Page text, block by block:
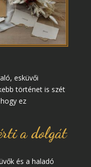
esküvői
történet is szét
ez
a dolgát
és a haladó